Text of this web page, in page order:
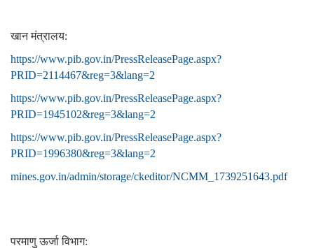
खान मंत्रालय:
https://www.pib.gov.in/PressReleasePage.aspx?
PRID=2114467&reg=3&lang=2
https://www.pib.gov.in/PressReleasePage.aspx?
PRID=1945102&reg=3&lang=2
https://www.pib.gov.in/PressReleasePage.aspx?
PRID=1996380&reg=3&lang=2
mines.gov.in/admin/storage/ckeditor/NCMM_1739251643.pdf
परमाणु ऊर्जा विभाग: